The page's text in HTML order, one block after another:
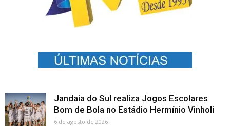
Jandaia do Sul realiza Jogos Escolares
Bom de Bola no Estádio Hermínio Vinholi
6 de agosto de 2026